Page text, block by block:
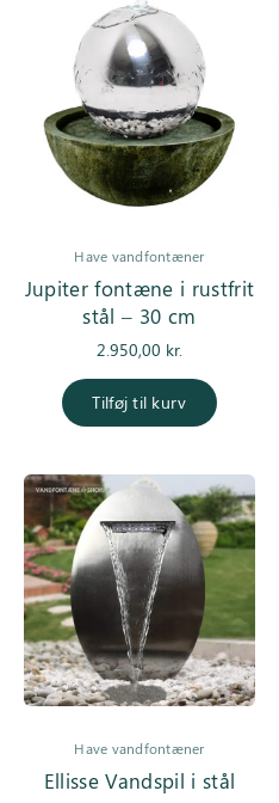
Have vandfontæner
Jupiter fontæne i rustfrit
stål – 30 cm
2.950,00 kr.
Tilføj til kurv
Have vandfontæner
Ellisse Vandspil i stål